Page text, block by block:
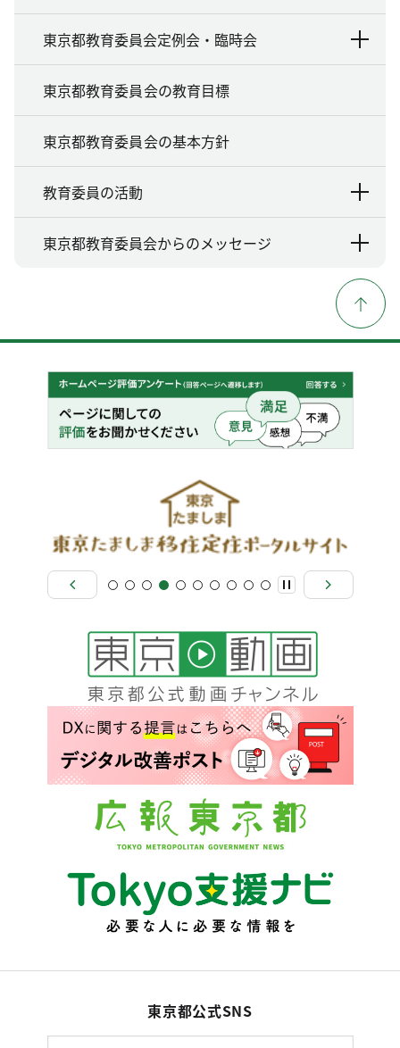
東京都教育委員会定例会・臨時会
東京都教育委員会の教育目標
東京都教育委員会の基本方針
教育委員の活動
東京都教育委員会からのメッセージ
東京都公式SNS